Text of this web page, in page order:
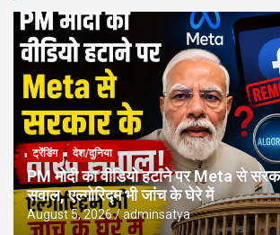
ट्रेंडिंग देश/दुनिया
PM मोदी का वीडियो हटाने पर Meta से
सवाल, एल्गोरिद्म भी जांच के घेरे में
August 5, 2026 adminsatya